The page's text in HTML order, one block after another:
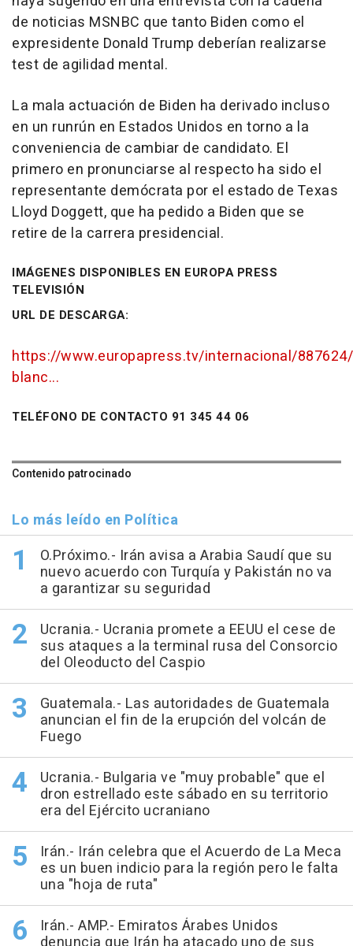
de noticias MSNBC que tanto Biden como el
expresidente Donald Trump deberían realizarse
test de agilidad mental.
La mala actuación de Biden ha derivado incluso
en un runrún en Estados Unidos en torno a la
conveniencia de cambiar de candidato. El
primero en pronunciarse al respecto ha sido el
representante demócrata por el estado de Texas
Lloyd Doggett, que ha pedido a Biden que se
retire de la carrera presidencial.
IMÁGENES DISPONIBLES EN EUROPA PRESS
TELEVISIÓN
URL DE DESCARGA:
https://www.europapress.tv/internacional/
blanc...
TELÉFONO DE CONTACTO 91 345 44 06
Contenido patrocinado
Lo más leído en Política
O.Próximo.- Irán avisa a Arabia Saudí que su
nuevo acuerdo con Turquía y Pakistán no va
a garantizar su seguridad
Ucrania.- Ucrania promete a EEUU el cese de
sus ataques a la terminal rusa del Consorcio
del Oleoducto del Caspio
Guatemala.- Las autoridades de Guatemala
anuncian el fin de la erupción del volcán de
Fuego
Ucrania.- Bulgaria ve "muy probable" que el
dron estrellado este sábado en su territorio
era del Ejército ucraniano
Irán.- Irán celebra que el Acuerdo de La Meca
es un buen indicio para la región pero le falta
una "hoja de ruta"
Irán.- AMP.- Emiratos Árabes Unidos